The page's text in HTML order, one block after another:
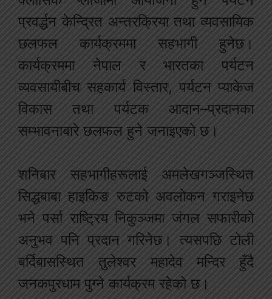
प्रवर्द्धन केन्द्रित अन्तरक्रिया तथा व्यवसायिक
छलफल कार्यक्रममा सहभागी हुनेछ।
कार्यक्रममा नेपाल र भारतका पर्यटन
व्यवसायीबीच सहकार्य विस्तार, पर्यटन प्याकेज
विकास तथा पर्यटक आदान–प्रदानका
सम्भावनाबारे छलफल हुने जनाइएको छ।
शनिबार सहभागीहरूलाई अमलेखगञ्जस्थित
सिद्धबाबा हाइकिङ रुटको अवलोकन गराइनेछ
भने पर्सा राष्ट्रिय निकुञ्जमा जंगल सफारीको
अनुभव पनि प्रदान गरिनेछ। त्यसपछि टोली
बर्दिबासस्थित तुलेश्वर महादेव मन्दिर हुँदै
जनकपुरधाम पुग्ने कार्यक्रम रहेको छ।